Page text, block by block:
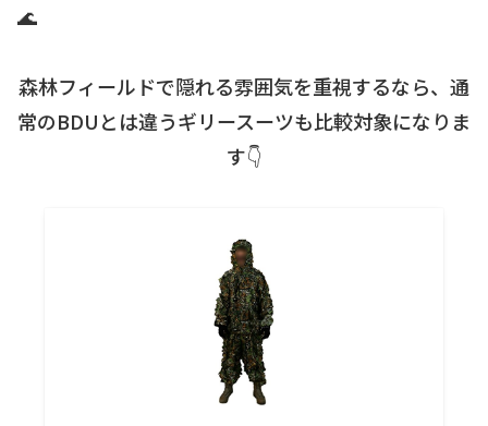
🌊
森林フィールドで隠れる雰囲気を重視するなら、通
常のBDUとは違うギリースーツも比較対象になりま
す👇